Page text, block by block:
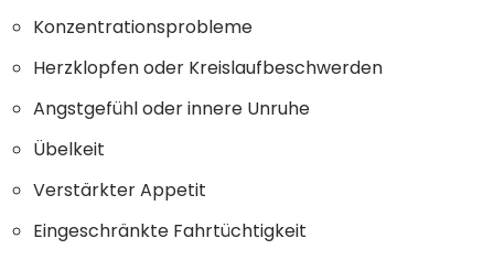
Konzentrationsprobleme
Herzklopfen oder Kreislaufbeschwerden
Angstgefühl oder innere Unruhe
Übelkeit
Verstärkter Appetit
Eingeschränkte Fahrtüchtigkeit